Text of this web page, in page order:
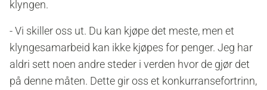
klyngen.
- Vi skiller oss ut. Du kan kjøpe det meste, men et
klyngesamarbeid kan ikke kjøpes for penger. Jeg har
aldri sett noen andre steder i verden hvor de gjør det
på denne måten. Dette gir oss et konkurransefortrinn,